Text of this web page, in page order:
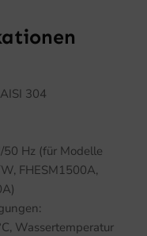
304
Hz (für Modelle
FHESM1500A,
Wassertemperatur